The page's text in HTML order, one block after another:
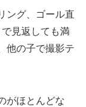
ング、ゴール直
見返しても満
他の子で撮影テ
がほとんどな